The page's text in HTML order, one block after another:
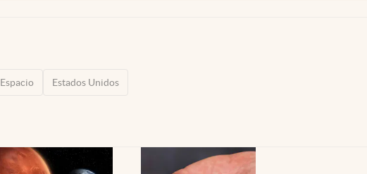
Espacio Estados Unidos